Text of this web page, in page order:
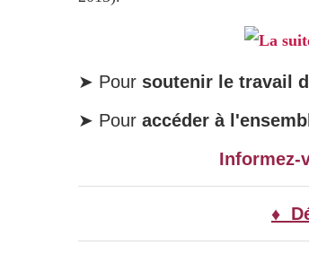
La
➤ Pour soutenir le travail
➤ Pour accéder à
Informez-
♦